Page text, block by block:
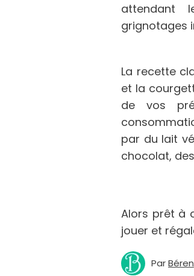
attendant
grignotages
La recette
et la
de vos
par du lait
chocolat,
Alors prêt à
jouer et
Par